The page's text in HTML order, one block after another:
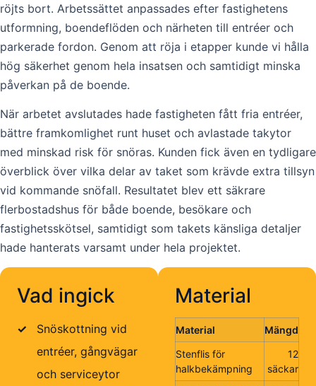
röjts bort. Arbetssättet anpassades efter fastighetens
utformning, boendeflöden och närheten till entréer och
parkerade fordon. Genom att röja i etapper kunde vi hålla
hög säkerhet genom hela insatsen och samtidigt minska
påverkan på de boende.
När arbetet avslutades hade fastigheten fått fria entréer,
bättre framkomlighet runt huset och avlastade takytor
med minskad risk för snöras. Kunden fick även en tydligare
överblick över vilka delar av taket som krävde extra tillsyn
vid kommande snöfall. Resultatet blev ett säkrare
flerbostadshus för både boende, besökare och
fastighetsskötsel, samtidigt som takets känsliga detaljer
hade hanterats varsamt under hela projektet.
Vad ingick
✓
Snöskottning vid
entréer, gångvägar
och serviceytor
Material
Material
Mängd
Stenflis för
halkbekämpning
12
säckar